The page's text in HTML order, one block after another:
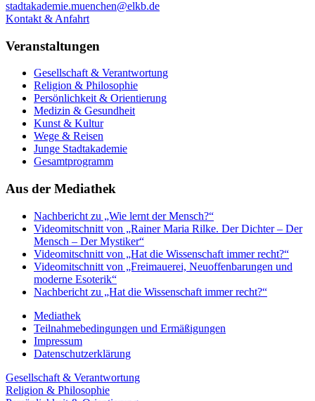
stadtakademie.muenchen@elkb.de
Kontakt & Anfahrt
Veranstaltungen
Gesellschaft & Verantwortung
Religion & Philosophie
Persönlichkeit & Orientierung
Medizin & Gesundheit
Kunst & Kultur
Wege & Reisen
Junge Stadtakademie
Gesamtprogramm
Aus der Mediathek
Nachbericht zu „Wie lernt der Mensch?“
Videomitschnitt von „Rainer Maria Rilke. Der Dichter – Der
Mensch – Der Mystiker“
Videomitschnitt von „Hat die Wissenschaft immer recht?“
Videomitschnitt von „Freimauerei, Neuoffenbarungen und
moderne Esoterik“
Nachbericht zu „Hat die Wissenschaft immer recht?“
Mediathek
Teilnahmebedingungen und Ermäßigungen
Impressum
Datenschutzerklärung
Gesellschaft & Verantwortung
Religion & Philosophie